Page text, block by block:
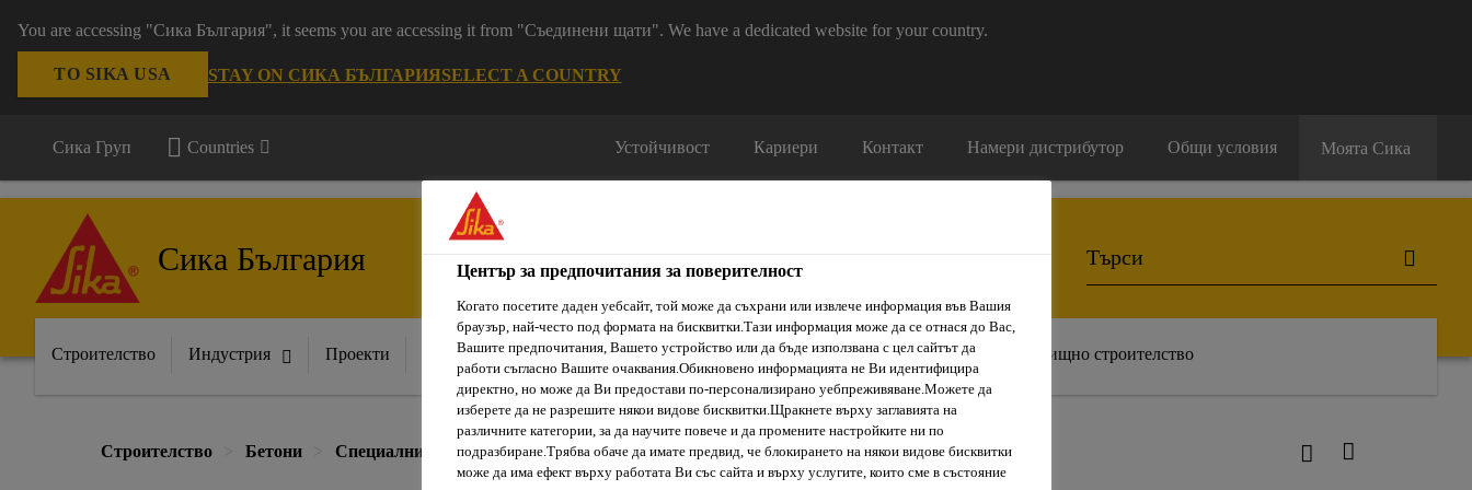
You are accessing "Сика България", it seems you are accessing it from "Съединени щати". We have a dedicated website for your country.
TO SIKA USA STAY ON СИКА БЪЛГАРИЯSELECT A COUNTRY
Сика Груп Countries Устойчивост Кариери Контакт Намери дистрибутор Общи условия Моята Сика
Сика България
Строителство Индустрия Проекти Документи & Ресурси Услуги и Обучения За нас Сика Каталог Жилищно строителство
Строителство Бетони Специални добавки Sika® Antisol® E
Център за предпочитания за поверителност
Когато посетите даден уебсайт, той може да съхрани или извлече информация във Вашия
браузър, най-често под формата на бисквитки.Тази информация може да се отнася до Вас,
Вашите предпочитания, Вашето устройство или да бъде използвана с цел сайтът да
работи съгласно Вашите очаквания.Обикновено информацията не Ви идентифицира
директно, но може да Ви предостави по-персонализирано уебпреживяване.Можете да
изберете да не разрешите някои видове бисквитки.Щракнете върху заглавията на
различните категории, за да научите повече и да промените настройките ни по
подразбиране.Трябва обаче да имате предвид, че блокирането на някои видове бисквитки
може да има ефект върху работата Ви със сайта и върху услугите, които сме в състояние